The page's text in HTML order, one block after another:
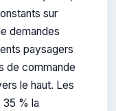
sur
demandes
paysagers
de commande
le haut. Les
% la